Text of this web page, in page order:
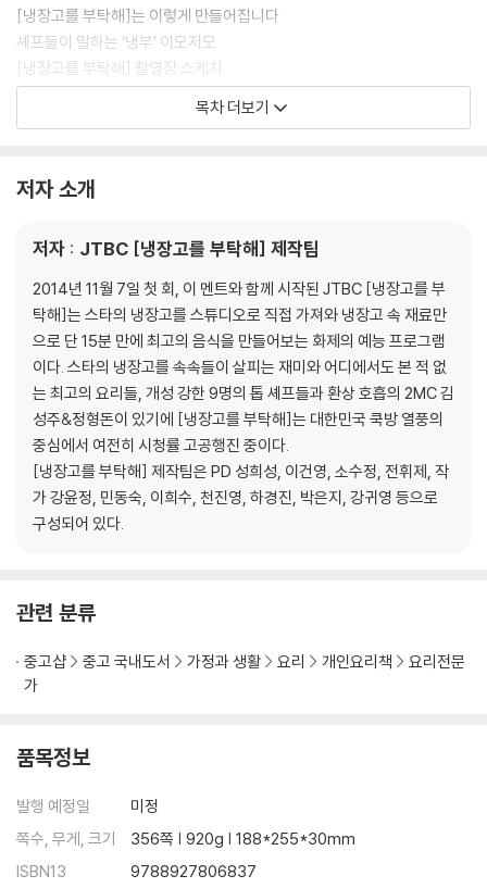
[냉장고를 부탁해]는 이렇게 만들어집니다
셰프들이 말하는 ‘냉부’ 이모저모
[냉장고를 부탁해] 촬영장 스케치
[냉장고를 부탁해] 최고의 인기 메뉴
: 셰프가 뽑은 최고의 메뉴 10 | ‘냉부’ 제작진이 뽑은 최고의 메뉴 10 | SN
일러두기
1. Chef 최현석
For덕
봉선아 시집 가자미
곤봉 (곤약봉골레)
보굴보굴
안심하드라고
삼고마비
치튀치튀뱅뱅
스푼파스타
김마삼
부드러어
2. Chef 샘킴
앤초비파스타
Mr.콩chu
로맨티스튜
마이 러블리 튀밥
달.고.나 (달콤한 고기 나들이)
샘앤치즈그라탱
아빠손 피자
목차 더보기
저자 소개
저자 : JTBC [냉장고를 부탁해] 제작팀
2014년 11월 7일 첫 회, 이 멘트와 함께 시작된 JTBC [냉장고를 부
탁해]는 스타의 냉장고를 스튜디오로 직접 가져와 냉장고 속 재료만
으로 단 15분 만에 최고의 음식을 만들어보는 화제의 예능 프로그램
이다. 스타의 냉장고를 속속들이 살피는 재미와 어디에서도 본 적 없
는 최고의 요리들, 개성 강한 9명의 톱 셰프들과 환상 호흡의 2MC 김
성주&정형돈이 있기에 [냉장고를 부탁해]는 대한민국 쿡방 열풍의
중심에서 여전히 시청률 고공행진 중이다.
[냉장고를 부탁해] 제작팀은 PD 성희성, 이건영, 소수정, 전휘제, 작
가 강윤정, 민동숙, 이희수, 천진영, 하경진, 박은지, 강귀영 등으로
구성되어 있다.
관련 분류
중고샵 중고 국내도서 가정과 생활 요리 개인요리책
요리전문
가
품목정보
발행 예정일
미정
쪽수, 무게, 크기
356쪽 | 920g | 188*255*30mm
ISBN13
9788927806837